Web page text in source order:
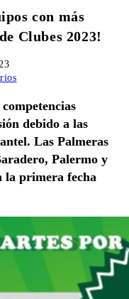
con más
Clubes 2023!
debido a las
Las Palmeras
Palermo y
la primera fecha